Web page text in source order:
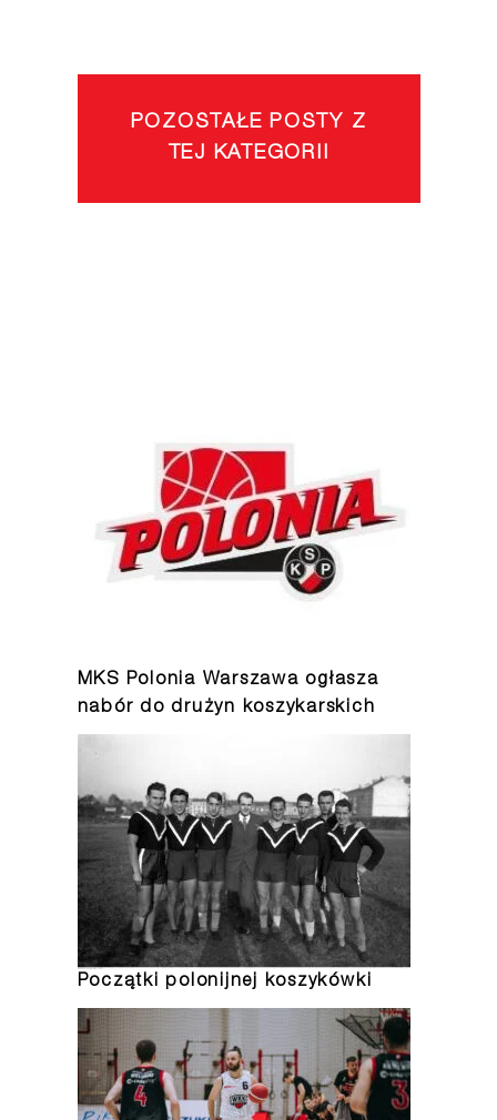
POZOSTAŁE POSTY Z
TEJ KATEGORII
MKS Polonia Warszawa ogłasza
nabór do drużyn koszykarskich
Początki polonijnej koszykówki